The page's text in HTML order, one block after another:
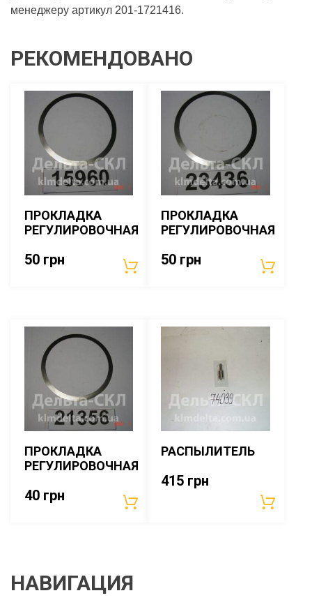
менеджеру артикул 201-1721416.
РЕКОМЕНДОВАНО
ПРОКЛАДКА
РЕГУЛИРОВОЧНАЯ
50 грн
ПРОКЛАДКА
РЕГУЛИРОВОЧНАЯ
50 грн
ПРОКЛАДКА
РЕГУЛИРОВОЧНАЯ
40 грн
РАСПЫЛИТЕЛЬ
415 грн
НАВИГАЦИЯ